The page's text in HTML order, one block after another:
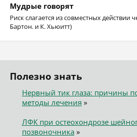
Мудрые говорят
Риск слагается из совместных действии
Бартон. и К. Хьюитт)
Полезно знать
Нервный тик глаза: причины
методы лечения »
ЛФК при остеохондрозе
позвоночника»